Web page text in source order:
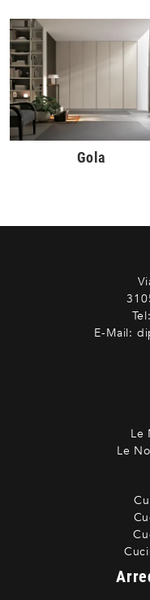
Gola
Tel:
E-Mail:
Le
Le